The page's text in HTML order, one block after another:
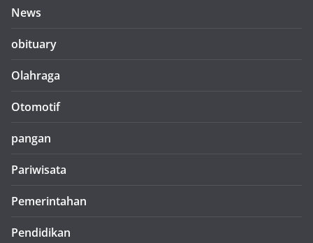
News
obituary
Olahraga
Otomotif
pangan
Pariwisata
Pemerintahan
Pendidikan